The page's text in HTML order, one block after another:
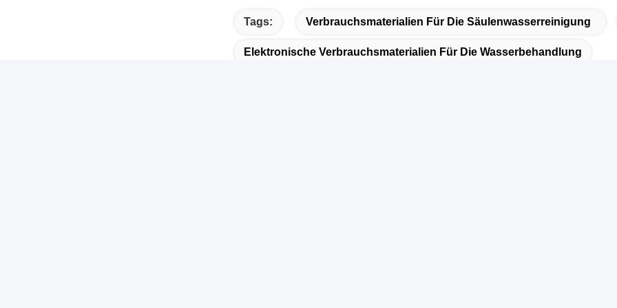
Tags: Verbrauchsmaterialien Für Die Säulenwasserreinigung
Elektronische Verbrauchsmaterialien Für Die Wasserbehandlung